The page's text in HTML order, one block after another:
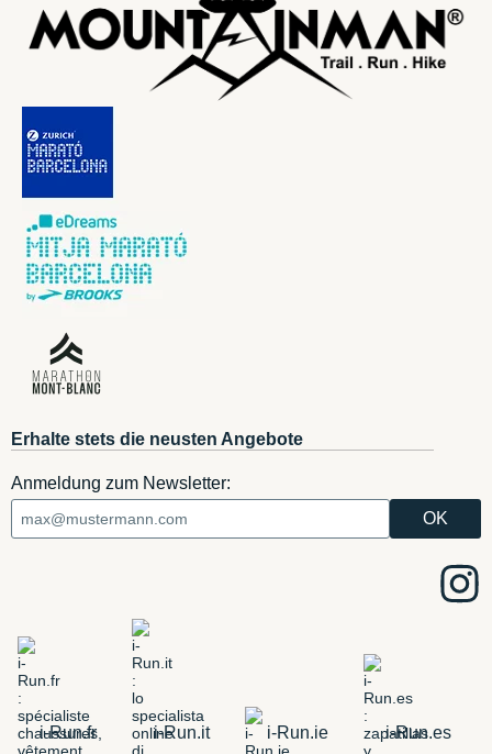
Erhalte stets die neusten Angebote
Anmeldung zum Newsletter:
i-Run.fr i-Run.it i-Run.ie i-Run.es